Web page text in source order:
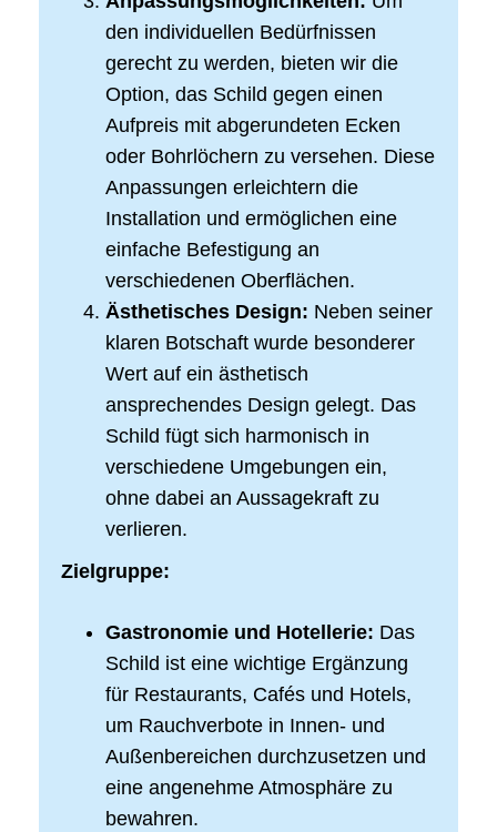
den individuellen Bedürfnissen
gerecht zu werden, bieten wir die
Option, das Schild gegen einen
Aufpreis mit abgerundeten Ecken
oder Bohrlöchern zu versehen. Diese
Anpassungen erleichtern die
Installation und ermöglichen eine
einfache Befestigung an
verschiedenen Oberflächen.
Ästhetisches Design: Neben seiner
klaren Botschaft wurde besonderer
Wert auf ein ästhetisch
ansprechendes Design gelegt. Das
Schild fügt sich harmonisch in
verschiedene Umgebungen ein,
ohne dabei an Aussagekraft zu
verlieren.
Zielgruppe:
Gastronomie und Hotellerie: Das
Schild ist eine wichtige Ergänzung
für Restaurants, Cafés und Hotels,
um Rauchverbote in Innen- und
Außenbereichen durchzusetzen und
eine angenehme Atmosphäre zu
bewahren.